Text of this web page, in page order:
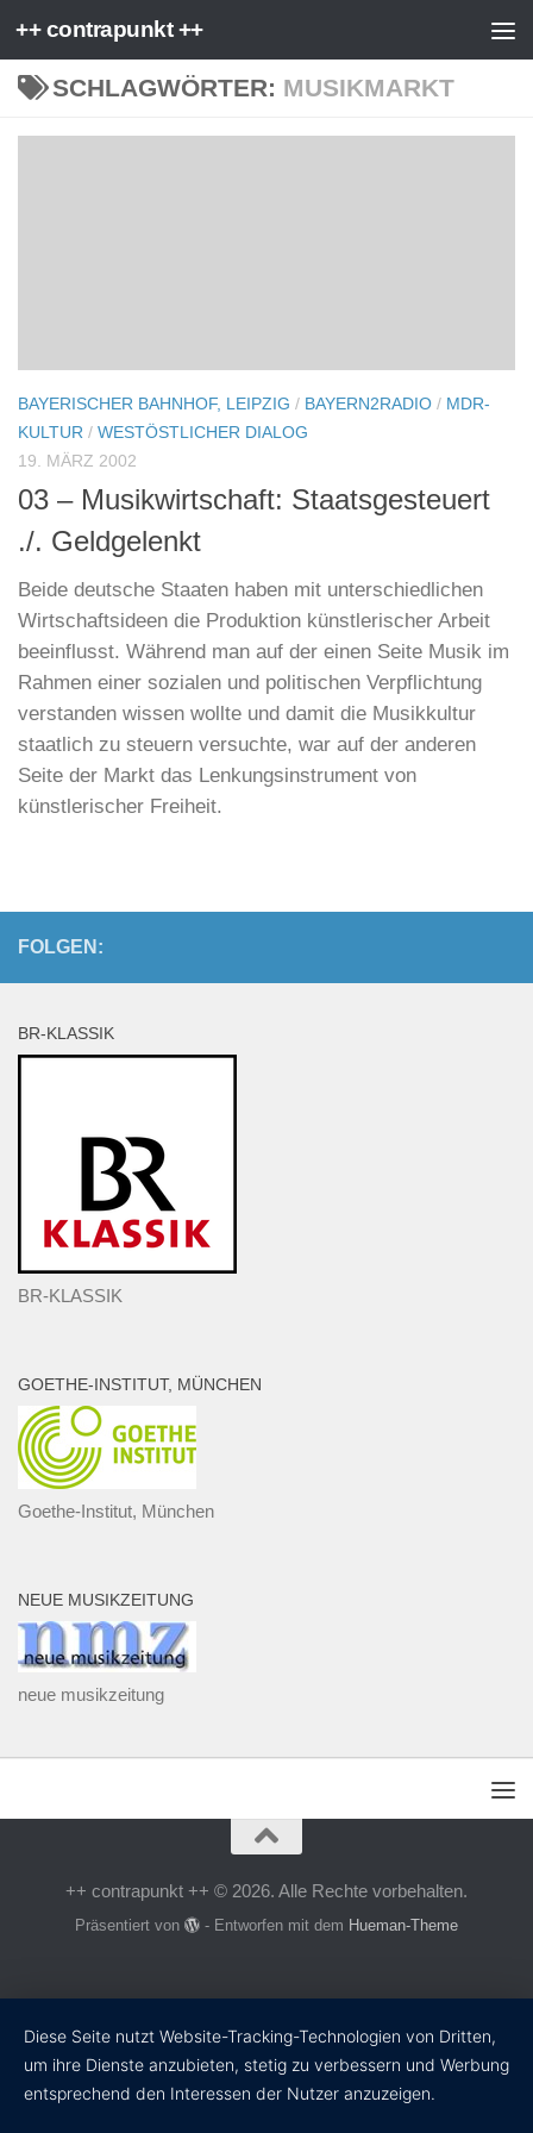
Zum Inhalt springen
++ contrapunkt ++
SCHLAGWÖRTER: MUSIKMARKT
BAYERISCHER BAHNHOF, LEIPZIG / BAYERN2RADIO / MDR-
KULTUR / WESTÖSTLICHER DIALOG
19. MÄRZ 2002
03 – Musikwirtschaft: Staatsgesteuert
./. Geldgelenkt
Beide deutsche Staaten haben mit unterschiedlichen
Wirtschaftsideen die Produktion künstlerischer Arbeit
beeinflusst. Während man auf der einen Seite Musik im
Rahmen einer sozialen und politischen Verpflichtung
verstanden wissen wollte und damit die Musikkultur
staatlich zu steuern versuchte, war auf der anderen
Seite der Markt das Lenkungsinstrument von
künstlerischer Freiheit.
FOLGEN:
BR-KLASSIK
BR-KLASSIK
GOETHE-INSTITUT, MÜNCHEN
Goethe-Institut, München
NEUE MUSIKZEITUNG
neue musikzeitung
++ contrapunkt ++ © 2026. Alle Rechte vorbehalten.
Präsentiert von - Entworfen mit dem Hueman-Theme
Diese Seite nutzt Website-Tracking-Technologien von Dritten,
um ihre Dienste anzubieten, stetig zu verbessern und Werbung
entsprechend den Interessen der Nutzer anzuzeigen.